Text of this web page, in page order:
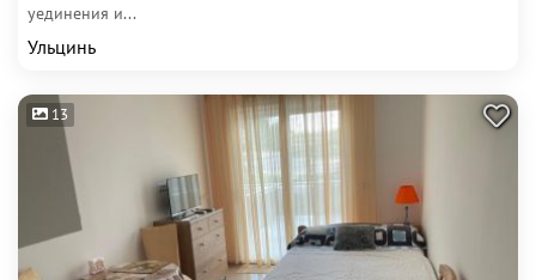
уединения и...
Ульцинь
13